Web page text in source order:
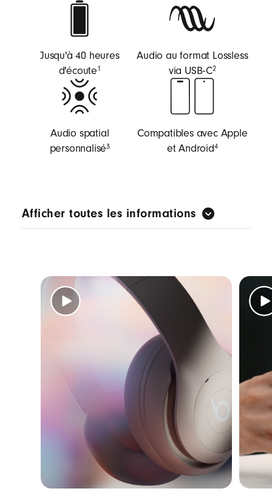
Jusqu'à 40 heures
d'écoute1
Audio au format Lossless
via USB‑C2
Audio spatial
personnalisé3
Compatibles avec Apple
et Android4
Afficher toutes les informations
un son riche et immersif
Le transducteur actif de 40 mm améliore la
clarté du son et réduit presque complètement
la distorsion même à volume élevé. Il offre
une fidélité du son jusqu'à 80 % supérieure au
sans fil.
Le processeur numérique intégré optimise les
réponses en fréquence pour un profil de son
puissant, mais équilibré
Le mode Réduction active du bruit
entièrement adaptatif vous permet de vous
immerger dans vos morceaux
Le mode Transparence vous laisse entendre le